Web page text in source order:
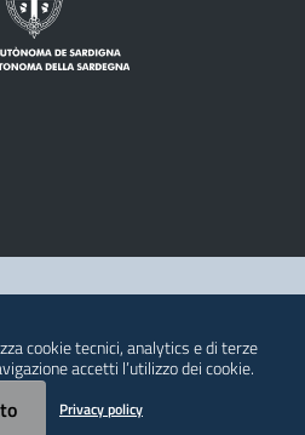
cookie tecnici, analytics e di terze
accetti l’utilizzo dei cookie.
Privacy policy